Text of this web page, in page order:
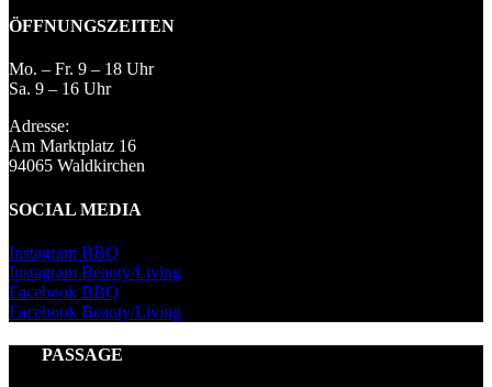
ÖFFNUNGSZEITEN
Mo. – Fr. 9 – 18 Uhr
Sa. 9 – 16 Uhr
Adresse:
Am Marktplatz 16
94065 Waldkirchen
SOCIAL MEDIA
Instagram BBQ
Instagram Beauty/Living
Facebook BBQ
Facebook Beauty/Living
PASSAGE